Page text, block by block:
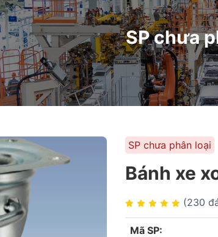
SP chưa
SP chưa phân loại
Bánh xe
(230
Mã SP: